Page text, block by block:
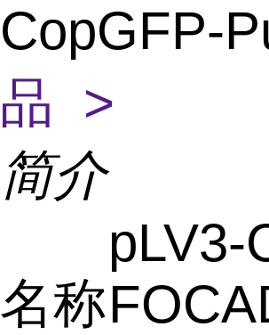
CopGFP-
品 >
简介
名称
pLV3-